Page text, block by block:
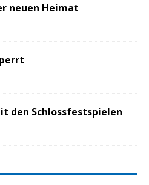
neuen Heimat
den Schlossfestspielen